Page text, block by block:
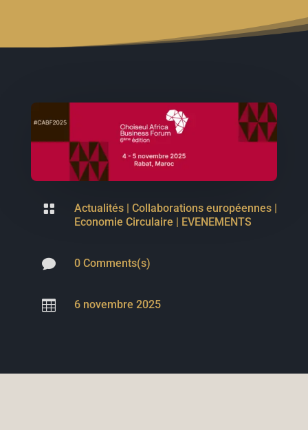
 Actualités| Collaborations européennes|
Economie Circulaire | EVENEMENTS
 0 Comments(s)
 6 novembre 2025